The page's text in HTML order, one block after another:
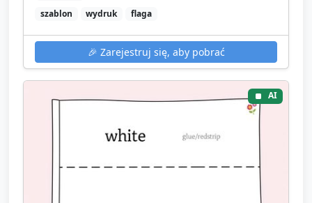
szablon
wydruk flaga
🎉 Zarejestruj się, aby pobrać
AI